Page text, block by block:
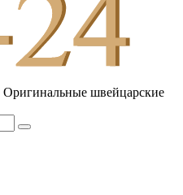
Оригинальные швейцарские